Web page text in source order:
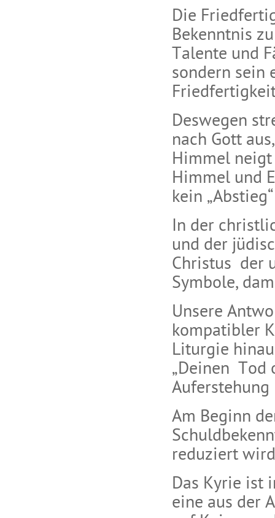
Die
Bekenntnis
Talente und
sondern sein
Deswegen
nach Gott
Himmel
Himmel und
kein
In der
und der
Christus der
Symbole,
Unsere
kompatibler
Liturgie
„Deinen Tod
Am Beginn
reduziert
Das Kyrie ist
eine aus der